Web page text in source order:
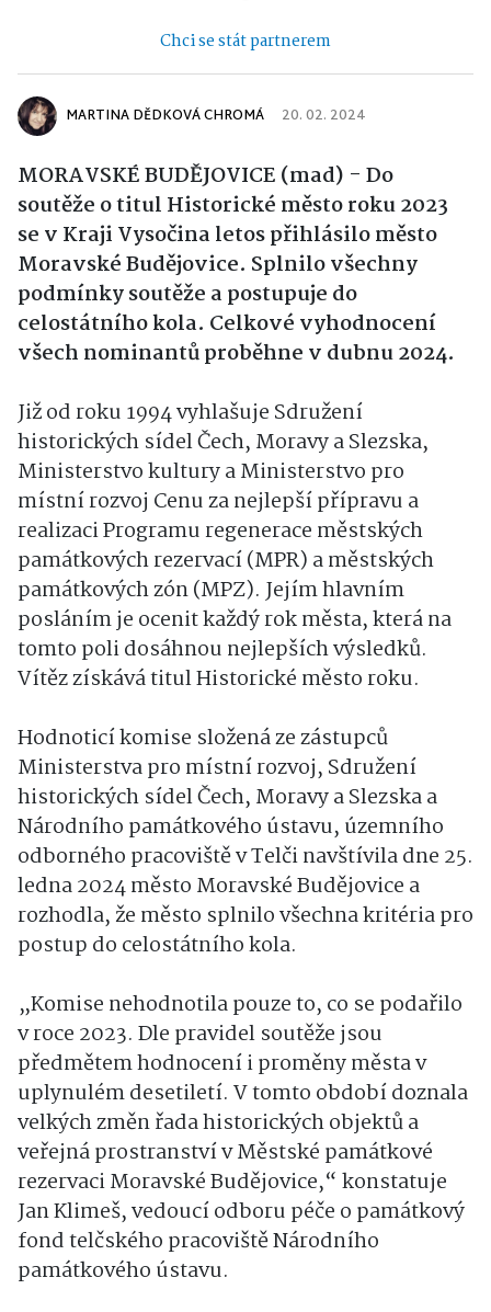
Chci se stát partnerem
MARTINA DĚDKOVÁ CHROMÁ 20. 02. 2024
MORAVSKÉ BUDĚJOVICE (mad) - Do
soutěže o titul Historické město roku 2023
se v Kraji Vysočina letos přihlásilo město
Moravské Budějovice. Splnilo všechny
podmínky soutěže a postupuje do
celostátního kola. Celkové vyhodnocení
všech nominantů proběhne v dubnu 2024.
Již od roku 1994 vyhlašuje Sdružení
historických sídel Čech, Moravy a Slezska,
Ministerstvo kultury a Ministerstvo pro
místní rozvoj Cenu za nejlepší přípravu a
realizaci Programu regenerace městských
památkových rezervací (MPR) a městských
památkových zón (MPZ). Jejím hlavním
posláním je ocenit každý rok města, která na
tomto poli dosáhnou nejlepších výsledků.
Vítěz získává titul Historické město roku.
Hodnoticí komise složená ze zástupců
Ministerstva pro místní rozvoj, Sdružení
historických sídel Čech, Moravy a Slezska a
Národního památkového ústavu, územního
odborného pracoviště v Telči navštívila dne 25.
ledna 2024 město Moravské Budějovice a
rozhodla, že město splnilo všechna kritéria pro
postup do celostátního kola.
„Komise nehodnotila pouze to, co se podařilo
v roce 2023. Dle pravidel soutěže jsou
předmětem hodnocení i proměny města v
uplynulém desetiletí. V tomto období doznala
velkých změn řada historických objektů a
veřejná prostranství v Městské památkové
rezervaci Moravské Budějovice,“ konstatuje
Jan Klimeš, vedoucí odboru péče o památkový
fond telčského pracoviště Národního
památkového ústavu.